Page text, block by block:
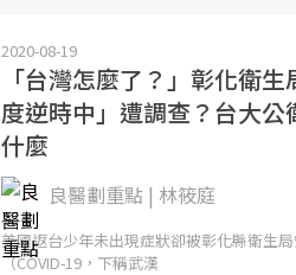
2020-08-19
「台灣怎麼了？」彰化衛
度逆時中」遭調查？台大
什麼
良醫劃重點 | 林筱庭
美國返台少年未出現症狀卻被彰化縣衛生
（COVID-19，下稱武漢